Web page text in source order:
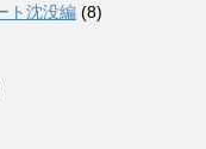
ト沈没編 (8)